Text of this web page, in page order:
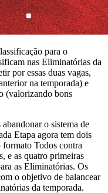
para o
nas Eliminatórias da
por essas duas vagas,
na temporada) e
(valorizando bons
o sistema de
Etapa agora tem dois
formato Todos contra
e as quatro primeiras
as Eliminatórias. Os
o objetivo de balancear
da temporada.